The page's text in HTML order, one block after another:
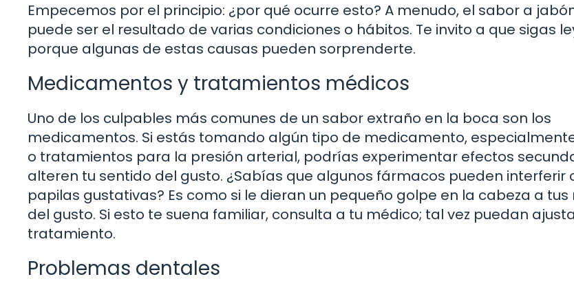
Empecemos por el principio: ¿por qué ocurre esto? A menudo, el sabor a
puede ser el resultado de varias condiciones o hábitos. Te invito a que sigas
porque algunas de estas causas pueden sorprenderte.
Medicamentos y tratamientos médicos
Uno de los culpables más comunes de un sabor extraño en la boca son los
medicamentos. Si estás tomando algún tipo de medicamento,
o tratamientos para la presión arterial, podrías experimentar efectos
alteren tu sentido del gusto. ¿Sabías que algunos fármacos pueden interferir
papilas gustativas? Es como si le dieran un pequeño golpe en la cabeza a
del gusto. Si esto te suena familiar, consulta a tu médico; tal vez puedan
tratamiento.
Problemas dentales